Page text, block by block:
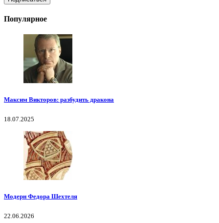
Популярное
Максим Викторов: разбудить дракона
18.07.2025
Модерн Федора Шехтеля
22.06.2026